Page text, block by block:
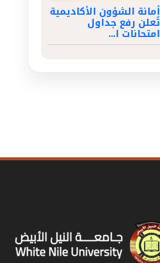
أمانة الشؤون الأكاديمية
تُعلن رفع جداول
امتحانات ا...